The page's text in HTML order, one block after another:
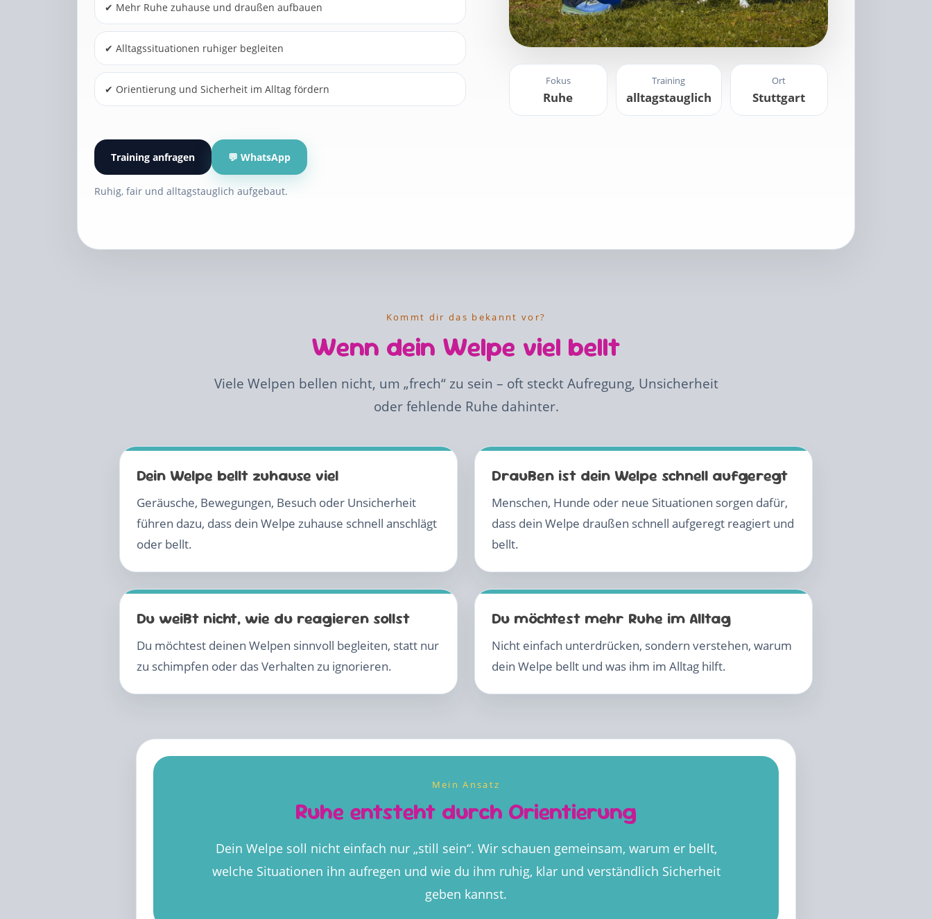
✔ Mehr Ruhe zuhause und draußen aufbauen
✔ Alltagssituationen ruhiger begleiten
✔ Orientierung und Sicherheit im Alltag fördern
Training anfragen 💬 WhatsApp
Ruhig, fair und alltagstauglich aufgebaut.
Fokus
Ruhe
Training
alltagstauglich
Ort
Stuttgart
Kommt dir das bekannt vor?
Wenn dein Welpe viel bellt
Viele Welpen bellen nicht, um „frech“ zu sein – oft steckt Aufregung, Unsicherheit
oder fehlende Ruhe dahinter.
Dein Welpe bellt zuhause viel
Geräusche, Bewegungen, Besuch oder Unsicherheit
führen dazu, dass dein Welpe zuhause schnell anschlägt
oder bellt.
Draußen ist dein Welpe schnell aufgeregt
Menschen, Hunde oder neue Situationen sorgen dafür,
dass dein Welpe draußen schnell aufgeregt reagiert und
bellt.
Du weißt nicht, wie du reagieren sollst
Du möchtest deinen Welpen sinnvoll begleiten, statt nur
zu schimpfen oder das Verhalten zu ignorieren.
Du möchtest mehr Ruhe im Alltag
Nicht einfach unterdrücken, sondern verstehen, warum
dein Welpe bellt und was ihm im Alltag hilft.
Mein Ansatz
Ruhe entsteht durch Orientierung
Dein Welpe soll nicht einfach nur „still sein“. Wir schauen gemeinsam, warum er bellt,
welche Situationen ihn aufregen und wie du ihm ruhig, klar und verständlich Sicherheit
geben kannst.